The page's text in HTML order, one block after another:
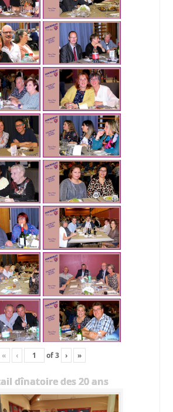
« ‹ of3 › »
dînatoire des 20 ans